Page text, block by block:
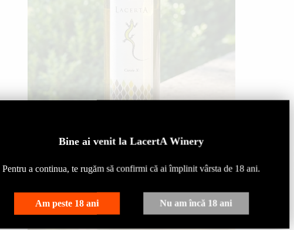
LacertA
Bine ai venit la LacertA Winery
Pentru a continua, te rugăm să confirmi că ai împlinit vârsta de 18 ani.
Am peste 18 ani Nu am încă 18 ani